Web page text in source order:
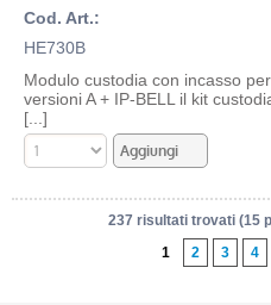
Cod. Art.:
HE730B
Modulo custodia con incasso
versioni A + IP-BELL il kit
[...]
237 risultati trovati (15
1
2 3 4